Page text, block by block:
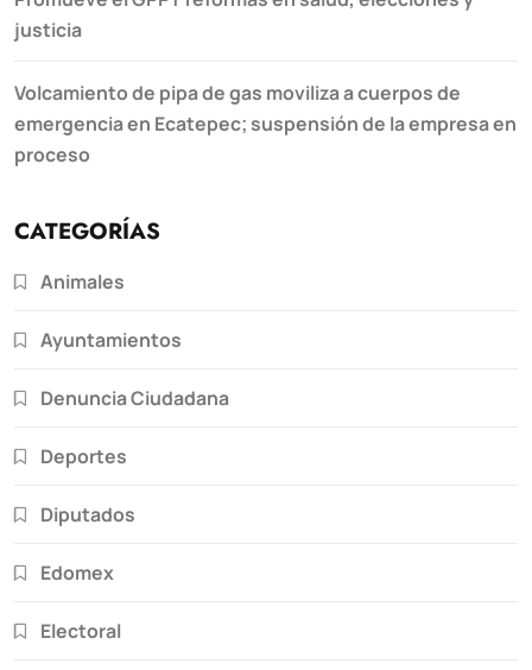
justicia
Volcamiento de pipa de gas moviliza a cuerpos de
emergencia en Ecatepec; suspensión de la empresa en
proceso
CATEGORÍAS
Animales
Ayuntamientos
Denuncia Ciudadana
Deportes
Diputados
Edomex
Electoral